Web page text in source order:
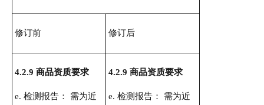
修订前 修订后
4.2.9 商品资质要求
e. 检测报告： 需为近
4.2.9 商品资质要求
e. 检测报告： 需为近